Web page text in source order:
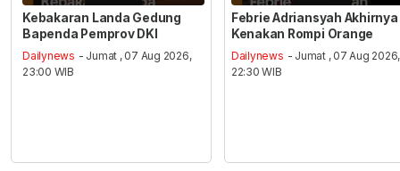
Kebakaran Landa Gedung
Bapenda Pemprov DKI
Dailynews - Jumat , 07 Aug 2026,
23:00 WIB
Febrie Adriansyah Akhirnya
Kenakan Rompi Orange
Dailynews - Jumat , 07 Aug 2026,
22:30 WIB